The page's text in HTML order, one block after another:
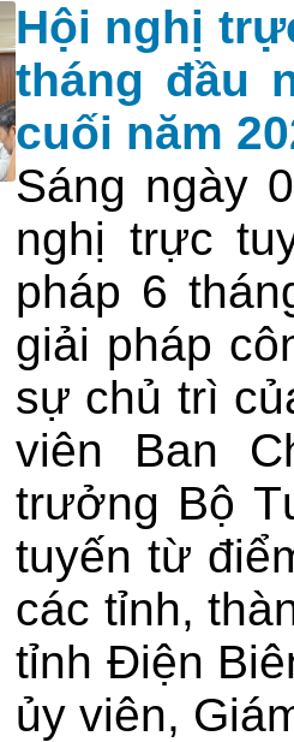
Hội nghị
tháng đầu
cuối năm
Sáng ngày
nghị trực
pháp 6
giải pháp
sự chủ trì
viên Ban
trưởng Bộ
tuyến từ
các tỉnh,
tỉnh Điện
ủy viên,